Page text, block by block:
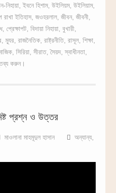
নিহায়া, ইবনে হিশাম, উইলিয়ম, উইলিয়াম,
রাখা ইতিহাস, জওহরলাল, জীবন, জীবনী,
, প্রেক্ষাপট, বিদায়া নিহায়া, বুখারী,
, ম্যূর, রাজনৈতিক, রাষ্ট্রনীতি, রাসূল, শিক্ষা,
, সিরিয়া, সীরাত,সৈয়দ, স্বাধীনতা,
করুন।
প্রশ্ন ও উত্তর
মাওলানা মাহমূদুল হাসান অন্যান্য,